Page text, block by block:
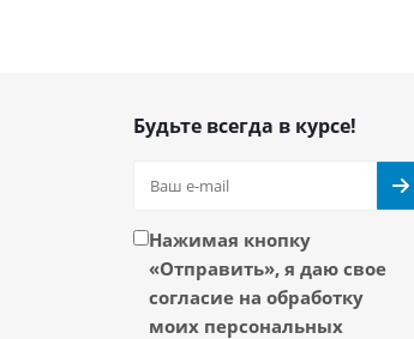
Будьте всегда в курсе!
Нажимая кнопку
«Отправить», я даю свое
согласие на обработку
моих персональных